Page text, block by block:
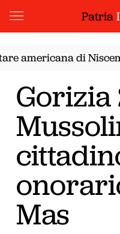
Patria
di Niscemi in
Gorizia
Mas